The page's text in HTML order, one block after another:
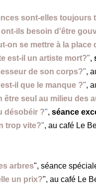
sont-elles toujours
ont-ils besoin d'être
on se mettre à la place
est-il un artiste mort?",
de son corps?",
il que le manque ?",
être seul au milieu des
désobéir ?", séance
trop vite?", au café Le
arbres", séance
un prix?", au café Le